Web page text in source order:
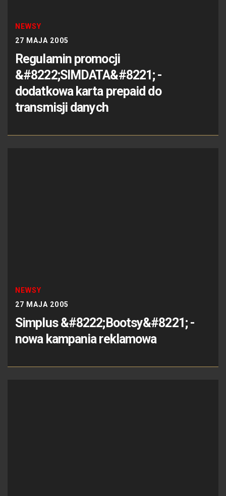
NEWSY
27 MAJA 2005
Regulamin promocji
&#8222;SIMDATA&#8221; -
dodatkowa karta prepaid do
transmisji danych
NEWSY
27 MAJA 2005
Simplus &#8222;Bootsy&#8221; -
nowa kampania reklamowa